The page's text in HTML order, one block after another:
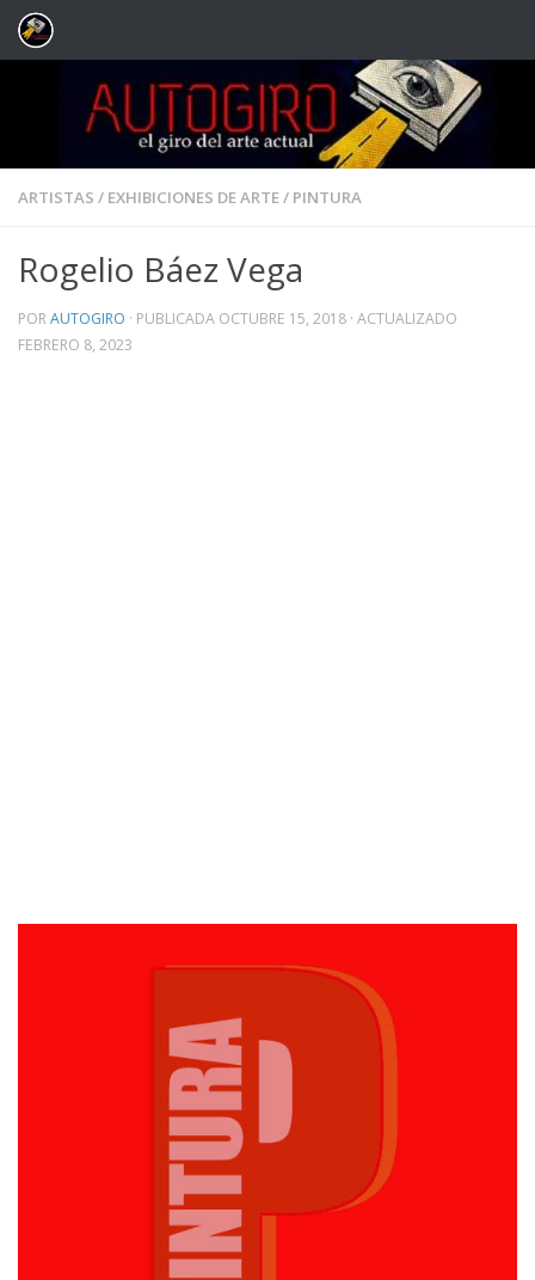
Saltar al contenido
ARTISTAS / EXHIBICIONES DE ARTE/ PINTURA
Rogelio Báez Vega
PORAUTOGIRO · PUBLICADA OCTUBRE 15, 2018 · ACTUALIZADO
FEBRERO 8, 2023